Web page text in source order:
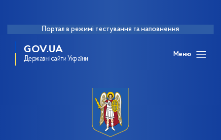
Портал в режимі тестування та наповнення
GOV.UA
Державні сайти України
Меню